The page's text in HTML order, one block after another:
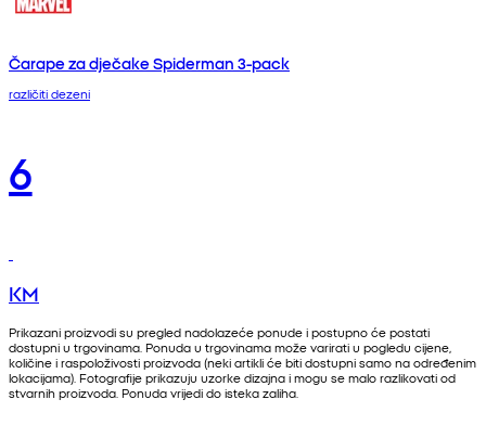
Čarape za dječake Spiderman 3-pack
različiti dezeni
6
KM
Prikazani proizvodi su pregled nadolazeće ponude i postupno će postati
dostupni u trgovinama. Ponuda u trgovinama može varirati u pogledu cijene,
količine i raspoloživosti proizvoda (neki artikli će biti dostupni samo na određenim
lokacijama). Fotografije prikazuju uzorke dizajna i mogu se malo razlikovati od
stvarnih proizvoda. Ponuda vrijedi do isteka zaliha.